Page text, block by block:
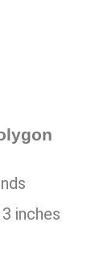
3 inches